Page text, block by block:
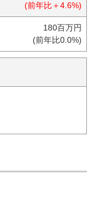
(前年比＋4.6%)
180百万円
(前年比0.0%)